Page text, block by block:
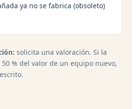
ya no se fabrica (obsoleto)
solicita una valoración. Si la
% del valor de un equipo nuevo,